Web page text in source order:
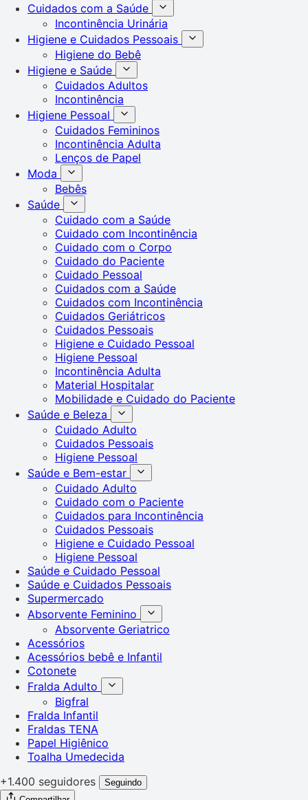
Cuidados com a Saúde
Incontinência Urinária
Higiene e Cuidados Pessoais
Higiene do Bebê
Higiene e Saúde
Cuidados Adultos
Incontinência
Higiene Pessoal
Cuidados Femininos
Incontinência Adulta
Lenços de Papel
Moda
Bebês
Saúde
Cuidado com a Saúde
Cuidado com Incontinência
Cuidado com o Corpo
Cuidado do Paciente
Cuidado Pessoal
Cuidados com a Saúde
Cuidados com Incontinência
Cuidados Geriátricos
Cuidados Pessoais
Higiene e Cuidado Pessoal
Higiene Pessoal
Incontinência Adulta
Material Hospitalar
Mobilidade e Cuidado do Paciente
Saúde e Beleza
Cuidado Adulto
Cuidados Pessoais
Higiene Pessoal
Saúde e Bem-estar
Cuidado Adulto
Cuidado com o Paciente
Cuidados para Incontinência
Cuidados Pessoais
Higiene e Cuidado Pessoal
Higiene Pessoal
Saúde e Cuidado Pessoal
Saúde e Cuidados Pessoais
Supermercado
Absorvente Feminino
Absorvente Geriatrico
Acessórios
Acessórios bebê e Infantil
Cotonete
Fralda Adulto
Bigfral
Fralda Infantil
Fraldas TENA
Papel Higiênico
Toalha Umedecida
+1.400 seguidores
Seguindo